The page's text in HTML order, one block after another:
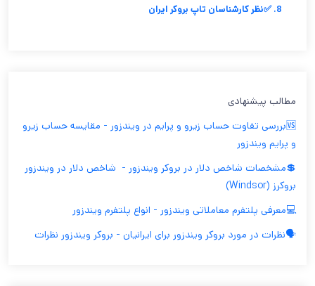
8. ✅نظر کارشناسان تاپ بروکر ایران
مطالب پیشنهادی
🆚بررسی تفاوت حساب زیرو و پرایم در ویندزور - مقایسه حساب زیرو
و پرایم ویندزور
💲مشخصات شاخص دلار در بروکر ویندزور - ‫ شاخص دلار در ویندزور
بروکرز (Windsor)
💻معرفی پلتفرم معاملاتی ویندزور - انواع پلتفرم ویندزور
🗣️نظرات در مورد بروکر ویندزور برای ایرانیان - بروکر ویندزور نظرات